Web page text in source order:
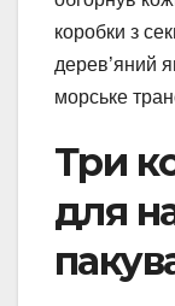
коробки з
дерев’яний
морське
Три
для